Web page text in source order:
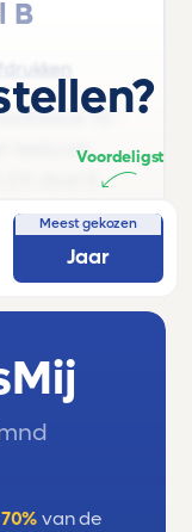
B
10 -
lesboek
uit
inhoud,
Meest gekozen
Jaar
Voordeligst
70% van de